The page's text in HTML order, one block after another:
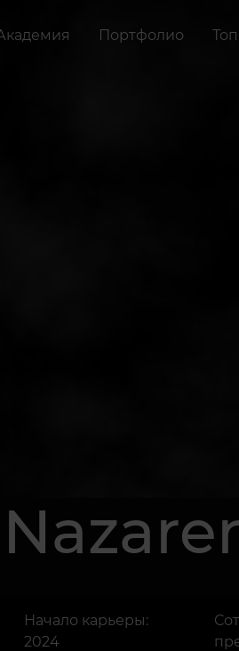
Портфолио
Начало карьеры:
2024